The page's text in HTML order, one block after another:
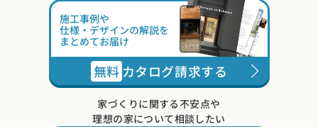
施工事例や
仕様・デザインの解説を
まとめてお届け
無料 カタログ請求する
家づくりに関する不安点や
理想の家について相談したい